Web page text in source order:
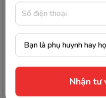
Nhận tư
Hướng dẫn sử dụng